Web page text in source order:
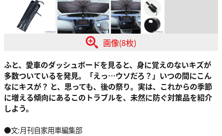
画像(8枚)
ふと、愛車のダッシュボードを見ると、身に覚えのないキズが
多数ついているを発見。「えっ…ウソだろ？」いつの間にこん
なにキスが？ と、思っても、後の祭り。実は、これからの季節
に増える傾向にあるこのトラブルを、未然に防ぐ対策品を紹介
しよう。
●文:月刊自家用車編集部